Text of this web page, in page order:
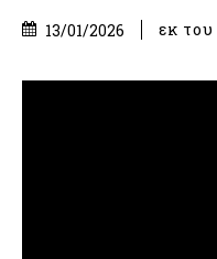
13/01/2026 εκ του